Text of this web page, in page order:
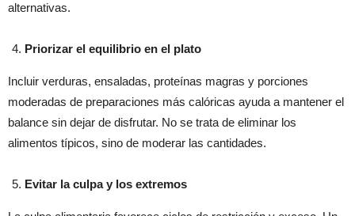
alternativas.
Priorizar el equilibrio en el plato
Incluir verduras, ensaladas, proteínas magras y porciones
moderadas de preparaciones más calóricas ayuda a mantener el
balance sin dejar de disfrutar. No se trata de eliminar los
alimentos típicos, sino de moderar las cantidades.
Evitar la culpa y los extremos